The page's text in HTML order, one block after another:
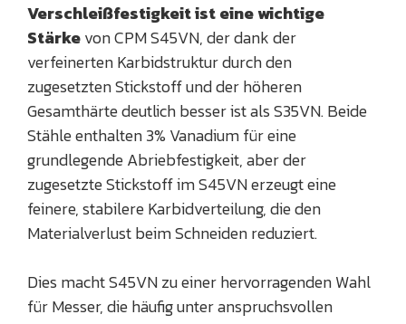
Verschleißfestigkeit ist eine wichtige
Stärkevon CPM S45VN, der dank der
verfeinerten Karbidstruktur durch den
zugesetzten Stickstoff und der höheren
Gesamthärte deutlich besser ist als S35VN. Beide
Stähle enthalten 3% Vanadium für eine
grundlegende Abriebfestigkeit, aber der
zugesetzte Stickstoff im S45VN erzeugt eine
feinere, stabilere Karbidverteilung, die den
Materialverlust beim Schneiden reduziert.
Dies macht S45VN zu einer hervorragenden Wahl
für Messer, die häufig unter anspruchsvollen